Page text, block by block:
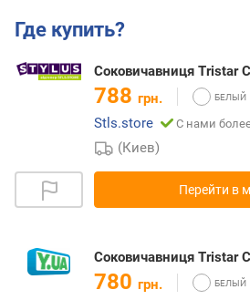
Где купить?
Соковичавниця Tristar
788 грн.
Stls.store
С нами
(Киев)
Перейти в
Соковичавниця Tristar
780 грн.